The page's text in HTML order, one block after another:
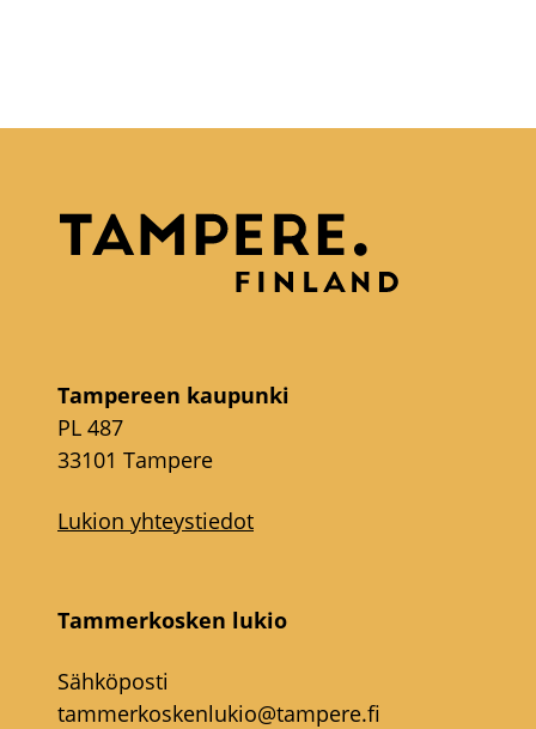
Tampereen kaupunki
PL 487
33101 Tampere
Lukion yhteystiedot
Tammerkosken lukio
Sähköposti
tammerkoskenlukio@tampere.fi